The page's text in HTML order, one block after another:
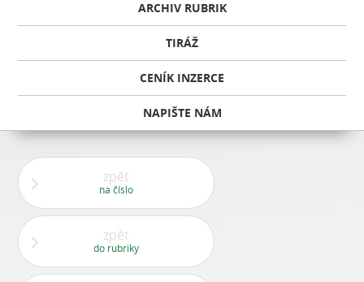
ARCHIV RUBRIK
TIRÁŽ
CENÍK INZERCE
NAPIŠTE NÁM
zpět
na číslo
zpět
do rubriky